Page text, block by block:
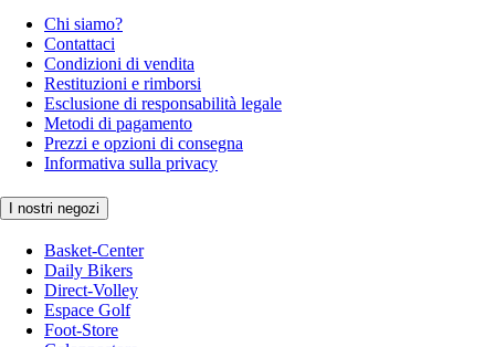
Chi siamo?
Contattaci
Condizioni di vendita
Restituzioni e rimborsi
Esclusione di responsabilità legale
Metodi di pagamento
Prezzi e opzioni di consegna
Informativa sulla privacy
I nostri negozi
Basket-Center
Daily Bikers
Direct-Volley
Espace Golf
Foot-Store